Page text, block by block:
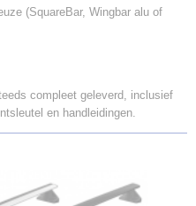
(SquareBar, Wingbar alu of
compleet geleverd, inclusief
en handleidingen.